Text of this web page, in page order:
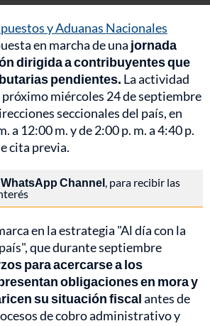
y Aduanas Nacionales
en marcha de una jornada
dirigida a contribuyentes que
pendientes. La actividad
próximo miércoles 24 de septiembre
seccionales del país, en
a 12:00 m. y de 2:00 p. m. a 4:40 p.
cita previa.
WhatsApp Channel, para recibir las
en la estrategia "Al día con la
que durante septiembre
para acercarse a los
obligaciones en mora y
su situación fiscalantes de
de cobro administrativo y